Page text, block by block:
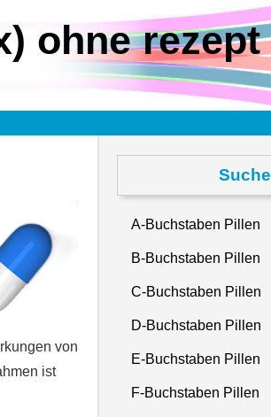
ohne rezept
von
ist
Suche
A-Buchstaben Pillen
B-Buchstaben Pillen
C-Buchstaben Pillen
D-Buchstaben Pillen
E-Buchstaben Pillen
F-Buchstaben Pillen